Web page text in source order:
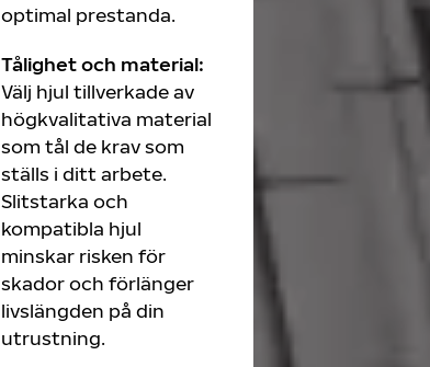
optimal prestanda.
Tålighet och material:
Välj hjul tillverkade av
högkvalitativa material
som tål de krav som
ställs i ditt arbete.
Slitstarka och
kompatibla hjul
minskar risken för
skador och förlänger
livslängden på din
utrustning.